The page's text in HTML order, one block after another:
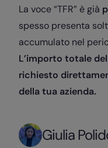
La voce “TFR” è già
spesso presenta
accumulato nel
L’importo totale
richiesto
della tua azienda.
Giulia